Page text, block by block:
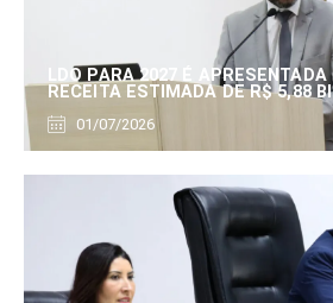
LDO PARA 2027 É APRESENTADA
RECEITA ESTIMADA DE R$ 5,88 BI
01/07/2026